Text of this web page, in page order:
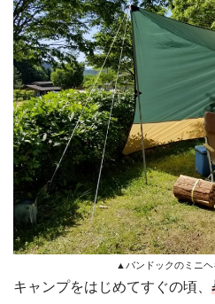
▲バンドックのミニ
キャンプをはじめてすぐの頃、